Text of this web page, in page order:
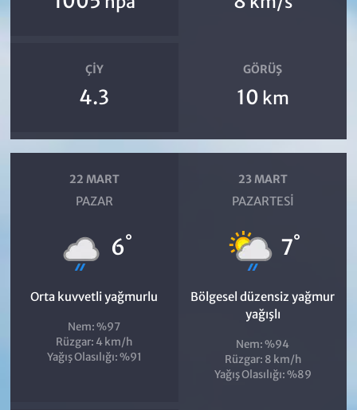
ÇIY
4.3
GÖRÜŞ
10 km
22 MART
PAZAR
6°
Orta kuvvetli yağmurlu
Nem: %97
Rüzgar: 4 km/h
Yağış Olasılığı: %91
23 MART
PAZARTESI
7°
Bölgesel düzensiz yağmur
yağışlı
Nem: %94
Rüzgar: 8 km/h
Yağış Olasılığı: %89